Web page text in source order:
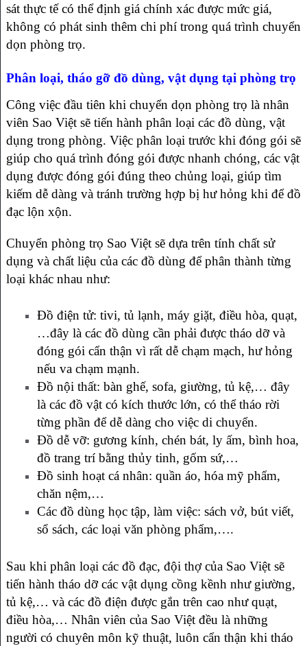
sát thực tế có thể định giá chính xác được mức giá,
không có phát sinh thêm chi phí trong quá trình chuyển
dọn phòng trọ.
Phân loại, tháo gỡ đồ dùng, vật dụng tại phòng trọ
Công việc đầu tiên khi chuyển dọn phòng trọ là nhân
viên Sao Việt sẽ tiến hành phân loại các đồ dùng, vật
dụng trong phòng. Việc phân loại trước khi đóng gói sẽ
giúp cho quá trình đóng gói được nhanh chóng, các vật
dụng được đóng gói đúng theo chủng loại, giúp tìm
kiếm dễ dàng và tránh trường hợp bị hư hỏng khi để đồ
đạc lộn xộn.
Chuyển phòng trọ Sao Việt sẽ dựa trên tính chất sử
dụng và chất liệu của các đồ dùng để phân thành từng
loại khác nhau như:
Đồ điện tử: tivi, tủ lạnh, máy giặt, điều hòa, quạt,
…đây là các đồ dùng cần phải được tháo dỡ và
đóng gói cẩn thận vì rất dễ chạm mạch, hư hỏng
nếu va chạm mạnh.
Đồ nội thất: bàn ghế, sofa, giường, tủ kệ,… đây
là các đồ vật có kích thước lớn, có thể tháo rời
từng phần để dễ dàng cho việc di chuyển.
Đồ dễ vỡ: gương kính, chén bát, ly ấm, bình hoa,
đồ trang trí bằng thủy tinh, gốm sứ,…
Đồ sinh hoạt cá nhân: quần áo, hóa mỹ phẩm,
chăn nệm,…
Các đồ dùng học tập, làm việc: sách vở, bút viết,
sổ sách, các loại văn phòng phẩm,….
Sau khi phân loại các đồ đạc, đội thợ của Sao Việt sẽ
tiến hành tháo dỡ các vật dụng cồng kềnh như giường,
tủ kệ,… và các đồ điện được gắn trên cao như quạt,
điều hòa,… Nhân viên của Sao Việt đều là những
người có chuyên môn kỹ thuật, luôn cẩn thận khi tháo